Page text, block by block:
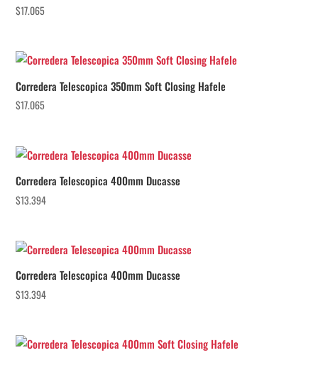
$17.065
Corredera Telescopica 350mm Soft Closing Hafele
$17.065
Corredera Telescopica 400mm Ducasse
$13.394
Corredera Telescopica 400mm Ducasse
$13.394